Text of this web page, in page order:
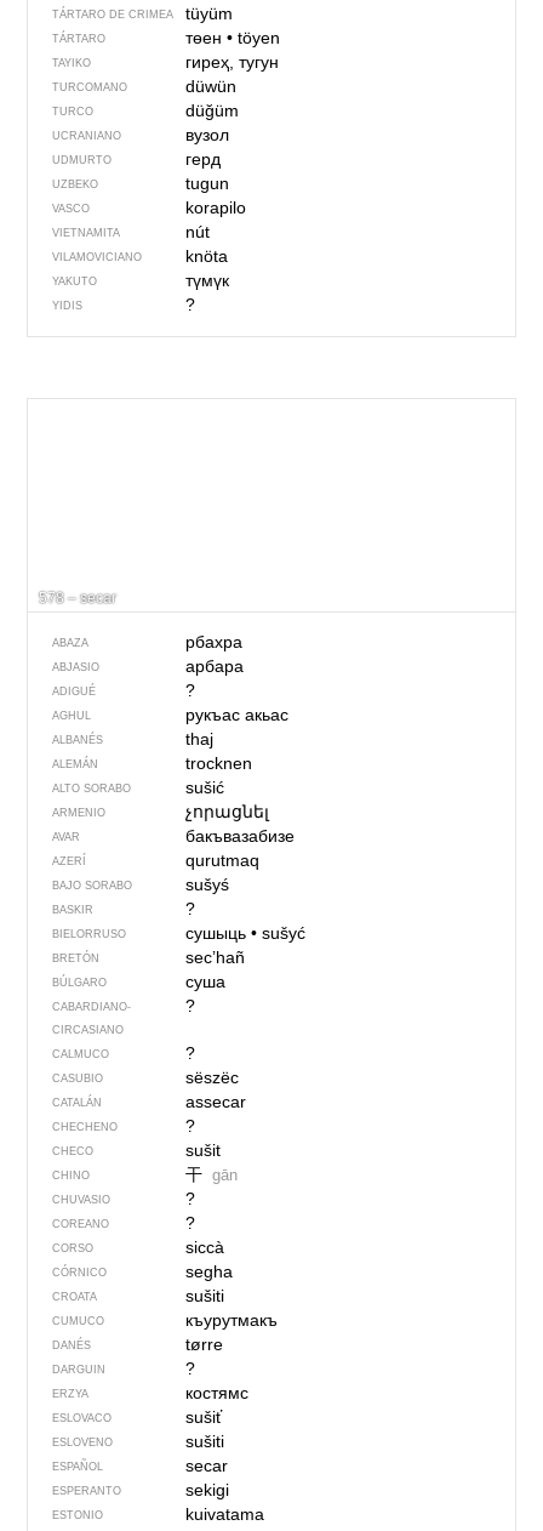
TÁRTARO DE CRIMEA tüyüm
TÁRTARO төен• töyen
TAYIKO гиреҳ, тугун
TURCOMANO düwün
TURCO düğüm
UCRANIANO вузол
UDMURTO герд
UZBEKO tugun
VASCO korapilo
VIETNAMITA nút
VILAMOVICIANO knöta
YAKUTO түмүк
YIDIS ?
578 – secar
ABAZA рбахра
ABJASIO арбара
ADIGUÉ ?
AGHUL рукъас акьас
ALBANÉS thaj
ALEMÁN trocknen
ALTO SORABO sušić
ARMENIO չորացնել
AVAR бакъвазабизе
AZERÍ qurutmaq
BAJO SORABO sušyś
BASKIR ?
BIELORRUSO сушыць• sušyć
BRETÓN sec’hañ
BÚLGARO суша
CABARDIANO-
CIRCASIANO
?
CALMUCO ?
CASUBIO sëszëc
CATALÁN assecar
CHECHENO ?
CHECO sušit
CHINO 干 gān
CHUVASIO ?
COREANO ?
CORSO siccà
CÓRNICO segha
CROATA sušiti
CUMUCO къурутмакъ
DANÉS tørre
DARGUIN ?
ERZYA костямс
ESLOVACO sušiť
ESLOVENO sušiti
ESPAÑOL secar
ESPERANTO sekigi
ESTONIO
kuivatama